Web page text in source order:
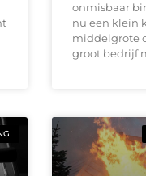
onmisbaar
nu een klein
middelgrote
groot bedrijf